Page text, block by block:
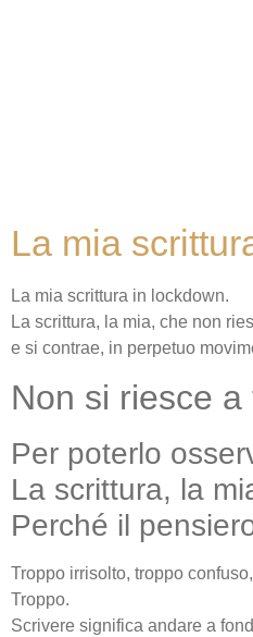
La mia
La mia scrittura in lockdown.
La scrittura, la mia, che non
e si contrae, in perpetuo
Non si riesce
Per poterlo
La scrittura, la
Perché il
Troppo irrisolto, troppo
Troppo.
Scrivere significa andare a